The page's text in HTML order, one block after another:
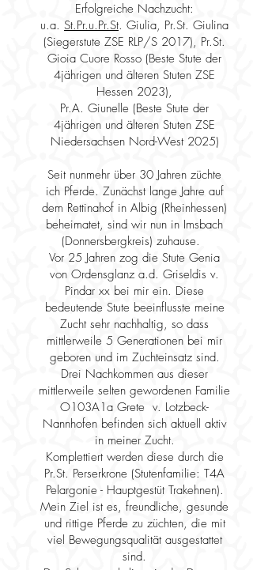
Erfolgreiche Nachzucht:
u.a. St.Pr.u.Pr.St. Giulia, Pr.St. Giulina
(Siegerstute ZSE RLP/S 2017), Pr.St.
Gioia Cuore Rosso (Beste Stute der
4jährigen und älteren Stuten ZSE
Hessen 2023),
Pr.A. Giunelle (Beste Stute der
4jährigen und älteren Stuten ZSE
Niedersachsen Nord-West 2025)
Seit nunmehr über 30 Jahren züchte
ich Pferde. Zunächst lange Jahre auf
dem Rettinahof in Albig (Rheinhessen)
beheimatet, sind wir nun in Imsbach
(Donnersbergkreis) zuhause.
Vor 25 Jahren zog die Stute Genia
von Ordensglanz a.d. Griseldis v.
Pindar xx bei mir ein. Diese
bedeutende Stute beeinflusste meine
Zucht sehr nachhaltig, so dass
mittlerweile 5 Generationen bei mir
geboren und im Zuchteinsatz sind.
Drei Nachkommen aus dieser
mittlerweile selten gewordenen Familie
O103A1a Grete v. Lotzbeck-
Nannhofen befinden sich aktuell aktiv
in meiner Zucht.
Komplettiert werden diese durch die
Pr.St. Perserkrone (Stutenfamilie: T4A
Pelargonie - Hauptgestüt Trakehnen).
Mein Ziel ist es, freundliche, gesunde
und rittige Pferde zu züchten, die mit
viel Bewegungsqualität ausgestattet
sind.